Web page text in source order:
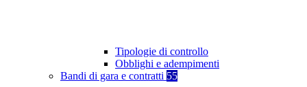
Tipologie di controllo
Obblighi e adempimenti
Bandi di gara e contratti 55